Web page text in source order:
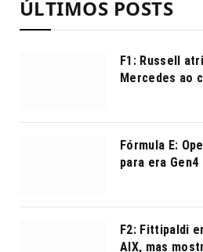
ÚLTIMOS POSTS
F1: Russell
Mercedes ao
Fórmula E:
para era Gen4
F2: Fittipaldi
AIX, mas